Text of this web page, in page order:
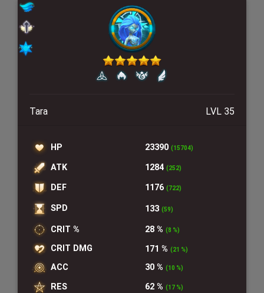
Tara LVL 35
HP 23390 (15704)
ATK 1284 (252)
DEF 1176 (722)
SPD 133 (59)
CRIT % 28 % (8 %)
CRIT DMG 171 % (21 %)
ACC 30 % (10 %)
RES 62 % (17 %)